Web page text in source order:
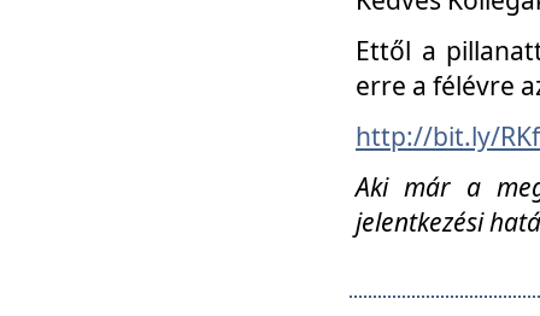
Ettől a
erre a félévre
http://bit.ly/
Aki már a
jelentkezési